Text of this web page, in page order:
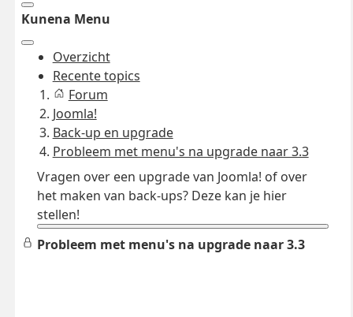
Kunena Menu
Overzicht
Recente topics
Forum
Joomla!
Back-up en upgrade
Probleem met menu's na upgrade naar 3.3
Vragen over een upgrade van Joomla! of over
het maken van back-ups? Deze kan je hier
stellen!
Probleem met menu's na upgrade naar 3.3